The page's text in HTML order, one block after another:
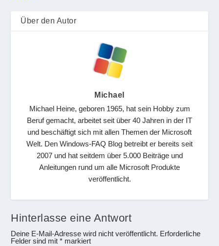
Über den Autor
Michael
Michael Heine, geboren 1965, hat sein Hobby zum
Beruf gemacht, arbeitet seit über 40 Jahren in der IT
und beschäftigt sich mit allen Themen der Microsoft
Welt. Den Windows-FAQ Blog betreibt er bereits seit
2007 und hat seitdem über 5.000 Beiträge und
Anleitungen rund um alle Microsoft Produkte
veröffentlicht.
Hinterlasse eine Antwort
Deine E-Mail-Adresse wird nicht veröffentlicht. Erforderliche
Felder sind mit* markiert